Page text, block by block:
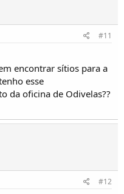
#11
encontrar sítios para a
esse
da oficina de Odivelas??
#12